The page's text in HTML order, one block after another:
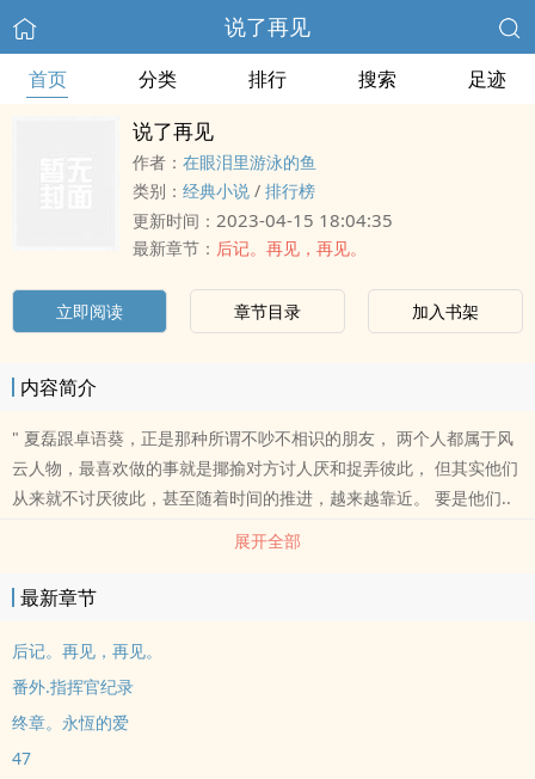
说了再见
首页 分类 排行 搜索 足迹
说了再见
作者： 在眼泪里游泳的鱼
类别： 经典小说 / 排行榜
更新时间： 2023-04-15 18:04:35
最新章节： 后记。再见，再见。
立即阅读 章节目录 加入书架
内容简介
" 夏磊跟卓语葵，正是那种所谓不吵不相识的朋友， 两个人都属于风
云人物，最喜欢做的事就是揶揄对方讨人厌和捉弄彼此， 但其实他们
从来就不讨厌彼此，甚至随着时间的推进，越来越靠近。 要是他们..
展开全部
最新章节
后记。再见，再见。
番外.指挥官纪录
终章。永恆的爱
47